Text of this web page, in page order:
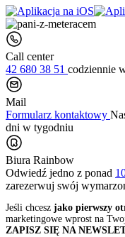
Call center
42 680 38 51 codziennie
Mail
Formularz kontaktowy
dni w tygodniu
Biura Rainbow
Odwiedź jedno z ponad
zarezerwuj swój
Jeśli chcesz jako pierwszy
marketingowe wprost na
ZAPISZ SIĘ NA